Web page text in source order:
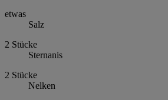
etwas
Salz
2 Stücke
Sternanis
2 Stücke
Nelken